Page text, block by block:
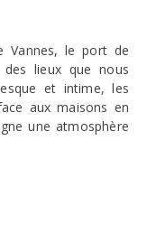
Vannes, le port de
des lieux que nous
et intime, les
aux maisons en
une atmosphère